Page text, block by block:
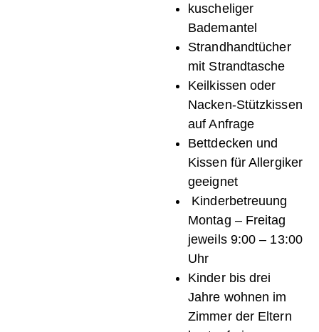
kuscheliger
Bademantel
Strandhandtücher
mit Strandtasche
Keilkissen oder
Nacken-Stützkissen
auf Anfrage
Bettdecken und
Kissen für Allergiker
geeignet
Kinderbetreuung
Montag – Freitag
jeweils 9:00 – 13:00
Uhr
Kinder bis drei
Jahre wohnen im
Zimmer der Eltern